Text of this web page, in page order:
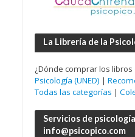
La Librería de la
¿Dónde comprar los libros
Psicología (UNED) |
Todas las categorías |
Servicios de
info@psicopico.com